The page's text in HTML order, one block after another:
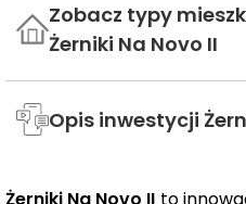
Zobacz typy
Żerniki Na Novo II
Opis inwestycji